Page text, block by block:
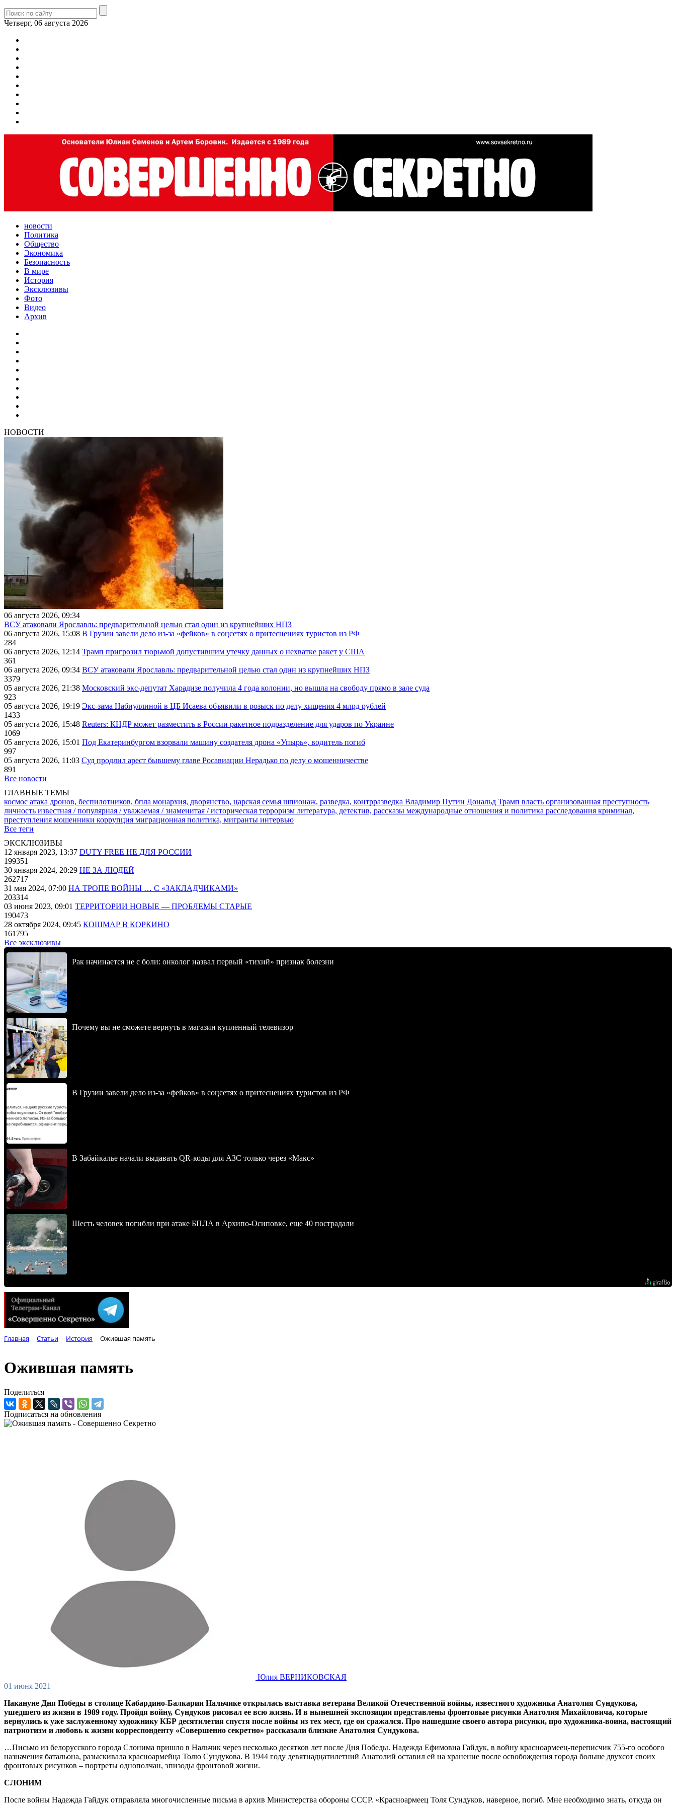
Четверг, 06 августа 2026
новости
Политика
Общество
Экономика
Безопасность
В мире
История
Эксклюзивы
Фото
Видео
Архив
НОВОСТИ
06 августа 2026, 09:34
ВСУ атаковали Ярославль: предварительной целью стал один из крупнейших НПЗ
06 августа 2026, 15:08 В Грузии завели дело из-за «фейков» в соцсетях о притеснениях туристов из РФ
284
06 августа 2026, 12:14 Трамп пригрозил тюрьмой допустившим утечку данных о нехватке ракет у США
361
06 августа 2026, 09:34 ВСУ атаковали Ярославль: предварительной целью стал один из крупнейших НПЗ
3379
05 августа 2026, 21:38 Московский экс-депутат Харадизе получила 4 года колонии, но вышла на свободу прямо в зале суда
923
05 августа 2026, 19:19 Экс-зама Набиуллиной в ЦБ Исаева объявили в розыск по делу хищения 4 млрд рублей
1433
05 августа 2026, 15:48 Reuters: КНДР может разместить в России ракетное подразделение для ударов по Украине
1069
05 августа 2026, 15:01 Под Екатеринбургом взорвали машину создателя дрона «Упырь», водитель погиб
997
05 августа 2026, 11:03 Суд продлил арест бывшему главе Росавиации Нерадько по делу о мошенничестве
891
Все новости
ГЛАВНЫЕ ТЕМЫ
космос атака дронов, беспилотников, бпла монархия, дворянство, царская семья шпионаж, разведка, контрразведка Владимир Путин Дональд Трамп власть организованная преступность
личность известная / популярная / уважаемая / знаменитая / историческая терроризм литература, детектив, рассказы международные отношения и политика расследования криминал,
преступления мошенники коррупция миграционная политика, мигранты интервью
Все теги
ЭКСКЛЮЗИВЫ
12 января 2023, 13:37 DUTY FREE НЕ ДЛЯ РОССИИ
199351
30 января 2024, 20:29 НЕ ЗА ЛЮДЕЙ
262717
31 мая 2024, 07:00 НА ТРОПЕ ВОЙНЫ … С «ЗАКЛАДЧИКАМИ»
203314
03 июня 2023, 09:01 ТЕРРИТОРИИ НОВЫЕ — ПРОБЛЕМЫ СТАРЫЕ
190473
28 октября 2024, 09:45 КОШМАР В КОРКИНО
161795
Все эксклюзивы
Рак начинается не с боли: онколог назвал первый «тихий» признак болезни
Почему вы не сможете вернуть в магазин купленный телевизор
В Грузии завели дело из-за «фейков» в соцсетях о притеснениях туристов из РФ
В Забайкалье начали выдавать QR-коды для АЗС только через «Макс»
Шесть человек погибли при атаке БПЛА в Архипо-Осиповке, еще 40 пострадали
Главная Статьи История Ожившая память
Ожившая память
Поделиться
Подписаться на обновления
Юлия ВЕРНИКОВСКАЯ
01 июня 2021
Накануне Дня Победы в столице Кабардино-Балкарии Нальчике открылась выставка ветерана Великой Отечественной войны, известного художника Анатолия Сундукова,
ушедшего из жизни в 1989 году. Пройдя войну, Сундуков рисовал ее всю жизнь. И в нынешней экспозиции представлены фронтовые рисунки Анатолия Михайловича, которые
вернулись к уже заслуженному художнику КБР десятилетия спустя после войны из тех мест, где он сражался. Про нашедшие своего автора рисунки, про художника-воина, настоящий
патриотизм и любовь к жизни корреспонденту «Совершенно секретно» рассказали близкие Анатолия Сундукова.
…Письмо из белорусского города Слонима пришло в Нальчик через несколько десятков лет после Дня Победы. Надежда Ефимовна Гайдук, в войну красноармеец-переписчик 755-го особого
назначения батальона, разыскивала красноармейца Толю Сундукова. В 1944 году девятнадцатилетний Анатолий оставил ей на хранение после освобождения города больше двухсот своих
фронтовых рисунков – портреты однополчан, эпизоды фронтовой жизни.
СЛОНИМ
После войны Надежда Гайдук отправляла многочисленные письма в архив Министерства обороны СССР. «Красноармеец Толя Сундуков, наверное, погиб. Мне необходимо знать, откуда он